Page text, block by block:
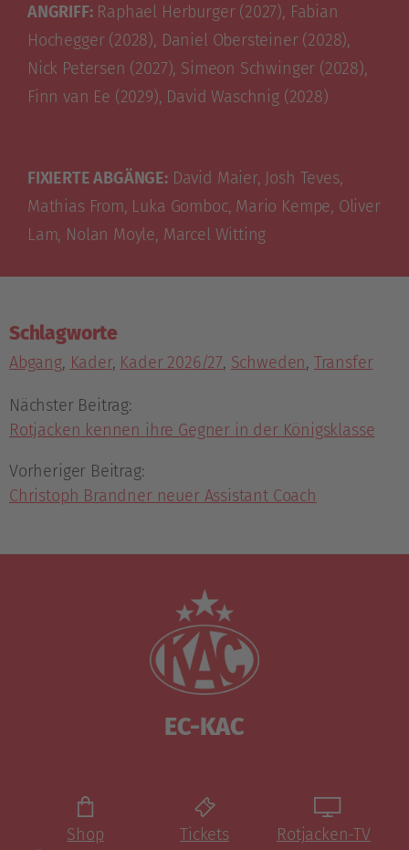
ANGRIFF:Raphael Herburger (2027), Fabian
Hochegger (2028), Daniel Obersteiner (2028),
Nick Petersen (2027), Simeon Schwinger (2028),
Finn van Ee (2029), David Waschnig (2028)
FIXIERTE ABGÄNGE:David Maier, Josh Teves,
Mathias From, Luka Gomboc, Mario Kempe, Oliver
Lam, Nolan Moyle, Marcel Witting
Schlagworte
Abgang, Kader, Kader 2026/27, Schweden, Transfer
Nächster Beitrag:
Rotjacken kennen ihre Gegner in der Königsklasse
Vorheriger Beitrag:
Christoph Brandner neuer Assistant Coach
EC-KAC
Shop
Tickets Rotjacken-TV